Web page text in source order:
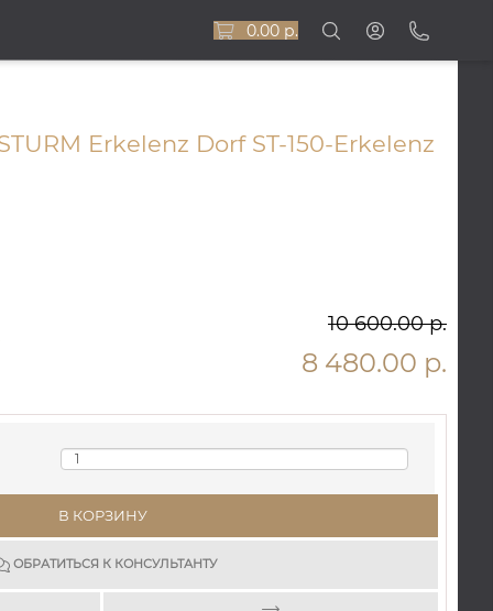
0.00 р.
Erkelenz Dorf ST-150-Erkelenz
10 600.00 р.
8 480.00 р.
В КОРЗИНУ
ОБРАТИТЬСЯ К КОНСУЛЬТАНТУ